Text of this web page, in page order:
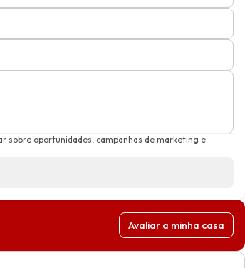
sobre oportunidades, campanhas de marketing e
Avaliar a minha casa